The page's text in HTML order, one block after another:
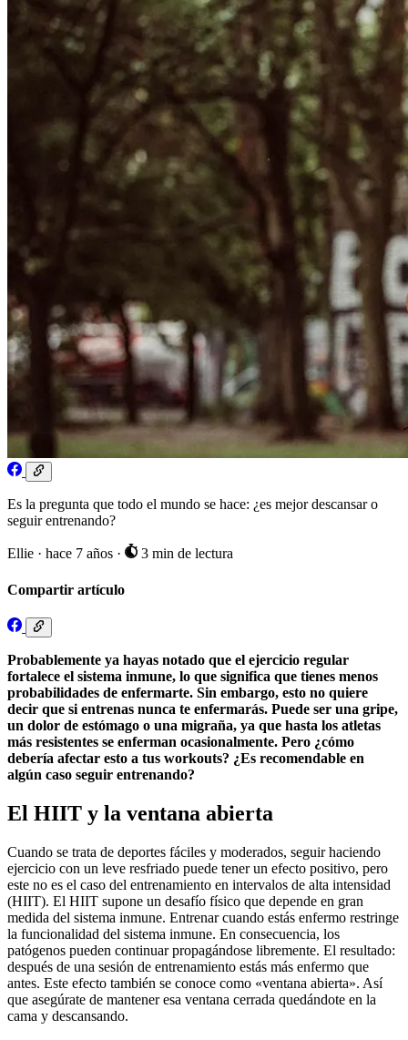
Es la pregunta que todo el mundo se hace: ¿es mejor descansar o
seguir entrenando?
Ellie · hace 7 años · 3 min de lectura
Compartir artículo
Probablemente ya hayas notado que el ejercicio regular
fortalece el sistema inmune, lo que significa que tienes menos
probabilidades de enfermarte. Sin embargo, esto no quiere
decir que si entrenas nunca te enfermarás. Puede ser una gripe,
un dolor de estómago o una migraña, ya que hasta los atletas
más resistentes se enferman ocasionalmente. Pero ¿cómo
debería afectar esto a tus workouts? ¿Es recomendable en
algún caso seguir entrenando?
El HIIT y la ventana abierta
Cuando se trata de deportes fáciles y moderados, seguir haciendo
ejercicio con un leve resfriado puede tener un efecto positivo, pero
este no es el caso del entrenamiento en intervalos de alta intensidad
(HIIT). El HIIT supone un desafío físico que depende en gran
medida del sistema inmune. Entrenar cuando estás enfermo restringe
la funcionalidad del sistema inmune. En consecuencia, los
patógenos pueden continuar propagándose libremente. El resultado:
después de una sesión de entrenamiento estás más enfermo que
antes. Este efecto también se conoce como «ventana abierta». Así
que asegúrate de mantener esa ventana cerrada quedándote en la
cama y descansando.